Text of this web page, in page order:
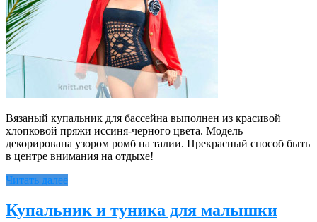
Вязаный купальник для бассейна выполнен из красивой
хлопковой пряжи иссиня-черного цвета. Модель
декорирована узором ромб на талии. Прекрасный способ быть
в центре внимания на отдыхе!
Читать далее
Купальник и туника для малышки